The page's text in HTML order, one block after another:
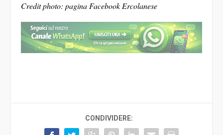
Credit photo: pagina Facebook Ercolanese
CONDIVIDERE: